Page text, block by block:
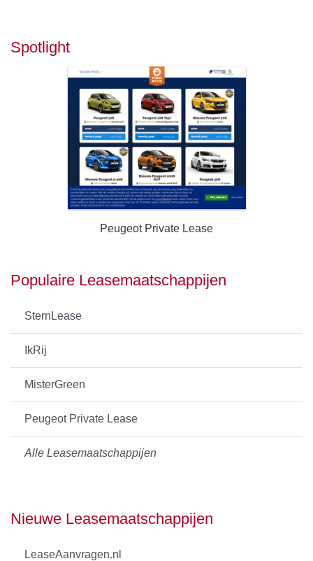
Spotlight
Peugeot Private Lease
Populaire Leasemaatschappijen
SternLease
IkRij
MisterGreen
Peugeot Private Lease
Alle Leasemaatschappijen
Nieuwe Leasemaatschappijen
LeaseAanvragen.nl